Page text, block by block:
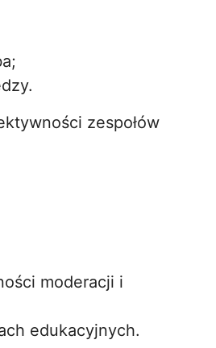
zespołów
moderacji i
edukacyjnych.